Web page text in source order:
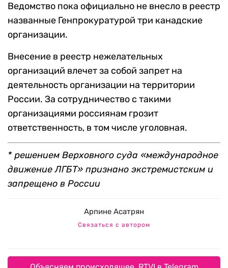
Ведомство пока официально не внесло в реестр
названные Генпрокуратурой три канадские
организации.
Внесение в реестр нежелательных
организаций влечет за собой запрет на
деятельность организации на территории
России. За сотрудничество с такими
организациями россиянам грозит
ответственность, в том числе уголовная.
* решением Верховного суда «международное
движение ЛГБТ» признано экстремистским и
запрещено в России
Арпине Асатрян
Связаться с автором